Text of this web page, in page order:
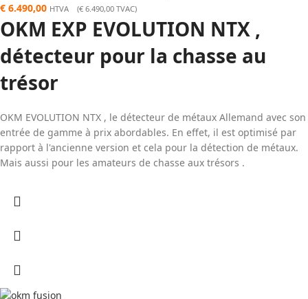
€ 6.490,00 HTVA (€ 6.490,00 TVAC)
OKM EXP EVOLUTION NTX ,
détecteur pour la chasse au
trésor
OKM EVOLUTION NTX , le détecteur de métaux Allemand avec son
entrée de gamme à prix abordables. En effet, il est optimisé par
rapport à l'ancienne version et cela pour la détection de métaux.
Mais aussi pour les amateurs de chasse aux trésors .